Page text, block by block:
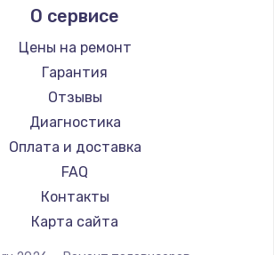
телевизоров Carrera
телевизоров BenQ
Aiwa
Hisense
Daewoo
Centek
Telefunken
Hyundai
Doffler
Hiper
Grundig
О сервисе
Цены на ремонт
Гарантия
Отзывы
Диагностика
Оплата и доставка
FAQ
Контакты
Карта сайта